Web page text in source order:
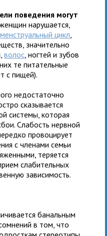
поведения могут
нарушается,
менструальный цикл
значительно
волос , ногтей и зубов
те питательные
с пищей).
недостаточно
сказывается
системы, которая
Слабость нервной
провоцирует
с членами семьи
теряется
слабительных
зависимость.
банальным
в том, что